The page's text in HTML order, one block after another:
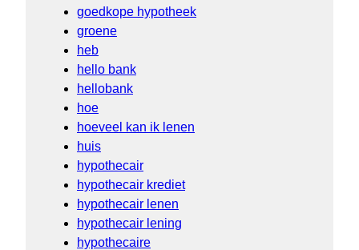
goedkope hypotheek
groene
heb
hello bank
hellobank
hoe
hoeveel kan ik lenen
huis
hypothecair
hypothecair krediet
hypothecair lenen
hypothecair lening
hypothecaire